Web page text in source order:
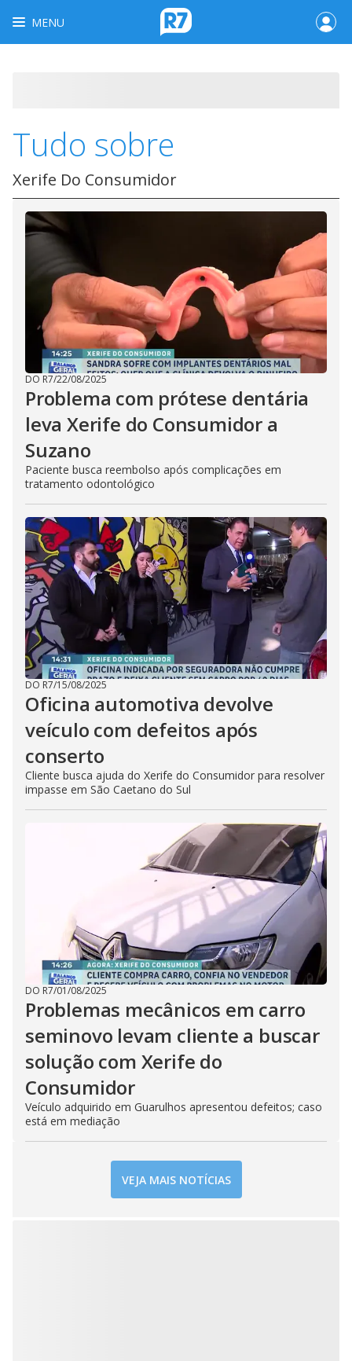
MENU
Tudo sobre
Xerife Do Consumidor
DO R7/22/08/2025
Problema com prótese dentária
leva Xerife do Consumidor a
Suzano
Paciente busca reembolso após complicações em
tratamento odontológico
DO R7/15/08/2025
Oficina automotiva devolve
veículo com defeitos após
conserto
Cliente busca ajuda do Xerife do Consumidor para resolver
impasse em São Caetano do Sul
DO R7/01/08/2025
Problemas mecânicos em carro
seminovo levam cliente a buscar
solução com Xerife do
Consumidor
Veículo adquirido em Guarulhos apresentou defeitos; caso
está em mediação
VEJA MAIS NOTÍCIAS